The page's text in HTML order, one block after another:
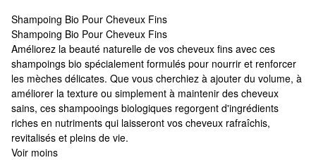
Shampoing Bio Pour Cheveux Fins
Shampoing Bio Pour Cheveux Fins
Shampoing Bio Pour Cheveux Fins
Améliorez la beauté naturelle de vos cheveux fins avec ces
shampoings bio spécialement formulés pour nourrir et renforcer
les mèches délicates. Que vous cherchiez à ajouter du volume, à
améliorer la texture ou simplement à maintenir des cheveux
sains, ces shampooings biologiques regorgent d'ingrédients
riches en nutriments qui laisseront vos cheveux rafraîchis,
revitalisés et pleins de vie.
Voir moins